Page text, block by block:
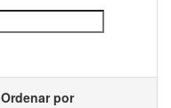
Ordenar por